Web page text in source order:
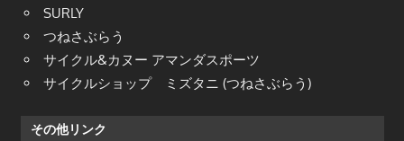
SURLY
つねさぶらう
サイクル&カヌー アマンダスポーツ
サイクルショップ ミズタニ (つねさぶらう)
その他リンク